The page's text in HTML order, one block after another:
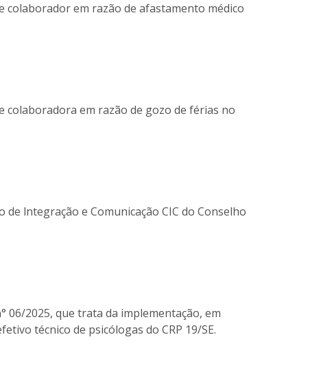
em razão de afastamento médico
em razão de gozo de férias no
lntegração e Comunicação CIC do Conselho
2025, que trata da implementação, em
técnico de psicólogas do CRP 19/SE.